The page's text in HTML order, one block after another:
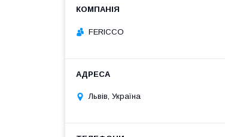
FERICCO
Львів, Україна